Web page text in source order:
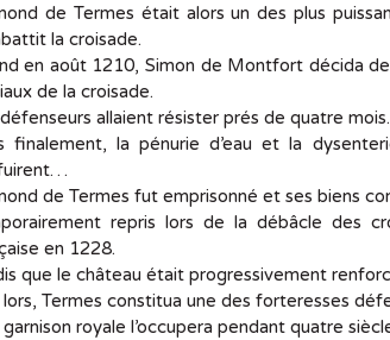
de Termes était alors un des plus
la croisade.
en août 1210, Simon de Montfort décida
de la croisade.
allaient résister prés de quatre mois.
finalement, la pénurie d’eau et la
de Termes fut emprisonné et ses
repris lors de la débâcle des
en 1228.
que le château était progressivement
Termes constitua une des forteresses
garnison royale l’occupera pendant quatre